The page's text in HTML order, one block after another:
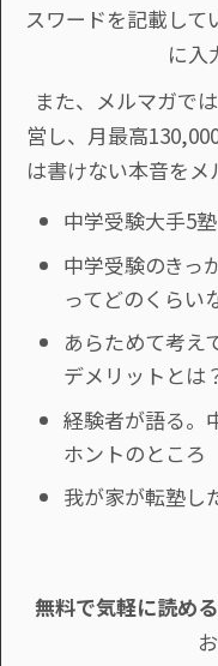
スワードを記載して
に入
また、メルマガで
営し、月最高
は書けない本音をメ
中学受験大手5
中学受験のきっ
ってどのくらい
あらためて考え
デメリットとは
経験者が語る。
ホントのところ
我が家が転塾し
無料で気軽に読める